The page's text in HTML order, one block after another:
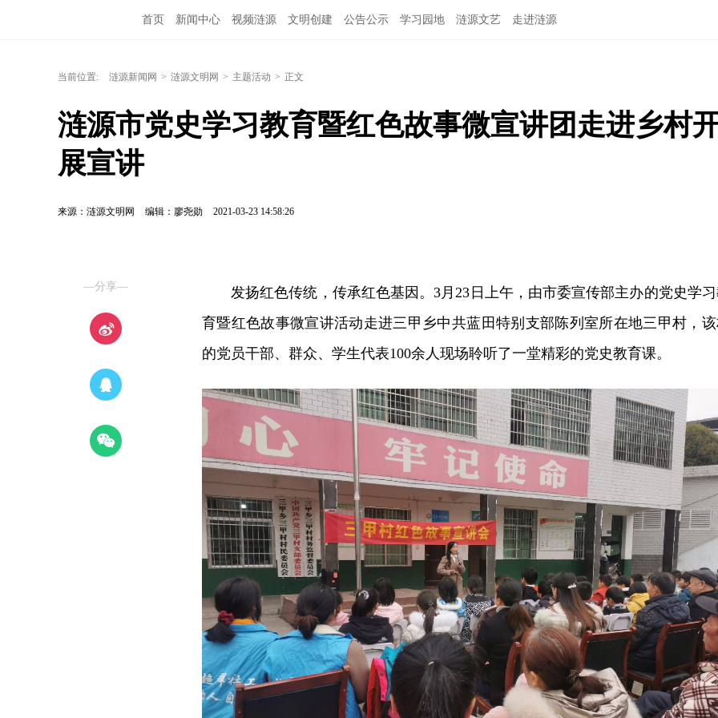
首页 新闻中心 视频涟源 文明创建 公告公示 学习园地 涟源文艺 走进涟源
当前位置: 涟源新闻网 > 涟源文明网 > 主题活动 > 正文
涟源市党史学习教育暨红色故事微宣讲团走进乡村
展宣讲
来源：涟源文明网 编辑：廖尧勋 2021-03-23 14:58:26
—分享—
发扬红色传统，传承红色基因。3月23日上午，由市委宣传部主办的党史学
育暨红色故事微宣讲活动走进三甲乡中共蓝田特别支部陈列室所在地三甲村，
的党员干部、群众、学生代表100余人现场聆听了一堂精彩的党史教育课。